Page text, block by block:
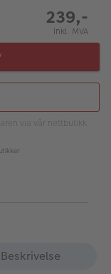
239,-
Inkl. MVA
via vår nettbutikk.
Beskrivelse